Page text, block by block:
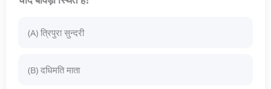
(A) त्रिपुरा सुन्दरी
(B) दधिमति माता